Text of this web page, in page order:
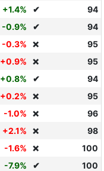
+1.4% ✔
94
-0.9% ✔
94
-0.3% ❌
95
+0.9% ❌
95
+0.8% ✔
94
+0.2% ❌
95
-1.0% ❌
96
+2.1% ❌
98
-1.6% ❌
100
-7.9% ✔
100